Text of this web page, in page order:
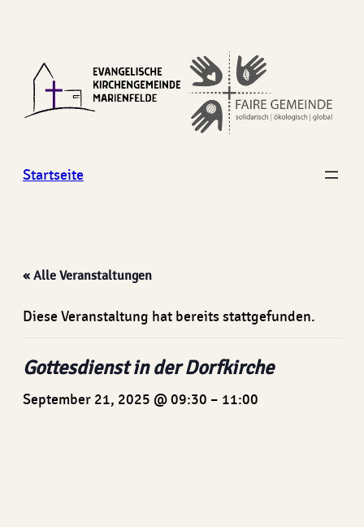
Startseite
« Alle Veranstaltungen
Diese Veranstaltung hat bereits stattgefunden.
Gottesdienst in der Dorfkirche
September 21, 2025 @ 09:30 – 11:00